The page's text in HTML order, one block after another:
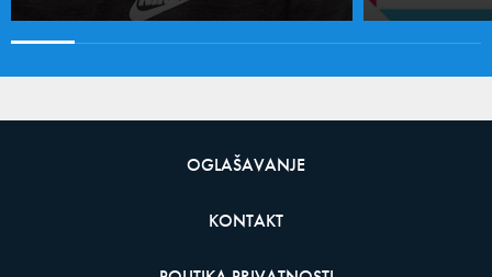
OGLAŠAVANJE
KONTAKT